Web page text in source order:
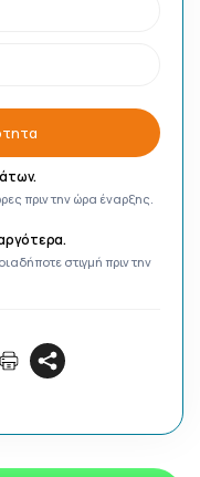
πριν την ώρα έναρξης.
στιγμή πριν την